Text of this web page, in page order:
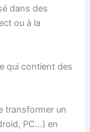
dans des
ou à la
qui contient des
transformer un
PC…) en